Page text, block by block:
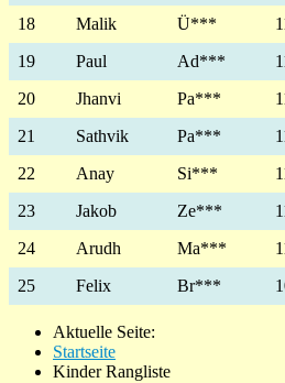
18
Malik Ü***
19
Paul Ad***
20
Jhanvi Pa***
21
Sathvik Pa***
22
Anay Si***
23
Jakob Ze***
24
Arudh Ma***
25
Felix Br***
Aktuelle Seite:
Startseite
Kinder Rangliste